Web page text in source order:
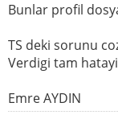
Bunlar profil
TS deki sorunu
Verdigi tam
Emre AYDIN